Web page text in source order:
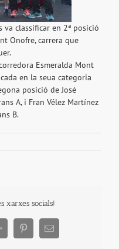
va classificar en 2ª posició
Onofre, carrera que
Esmeralda Mont
en la seua categoria
posició de José
A, i Fran Vélez Martínez
B.
xarxes socials!
Google+ PinterestEmail